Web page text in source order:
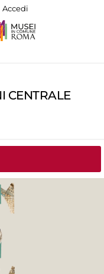
Accedi
CENTRALE